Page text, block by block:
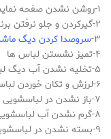
۱-روشن نشدن صفحه نمایش ماشین لباسشویی
۲-گیرکردن و جلو نرفتن برنامه تنظیم شده در یکی از مراحل
۳- سروصدا کردن دیگ
۴-تمیز نشستن لباس ها
۵-تخلیه نشدن آب دیگ لباسشویی پس از شستشو
۶-لرزش و تکان خوردن لباسشویی
۷-باز نشدن در لباسشویی
۸-گرم نشدن آب لباسشویی
۹-بسته نشدن در لباسشویی